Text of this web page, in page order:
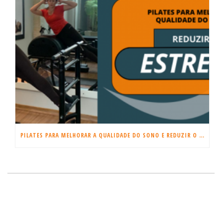
PILATES PARA MELHORAR A QUALIDADE DO SONO E REDUZIR O ESTRESSE